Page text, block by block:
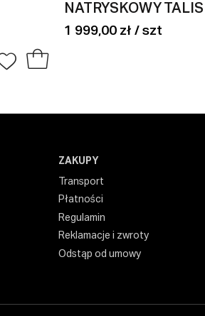
NATRYSKOWY TALIS
1 999,00 zł / szt
ZAKUPY
Transport
Płatności
Regulamin
Reklamacje i zwroty
Odstąp od umowy